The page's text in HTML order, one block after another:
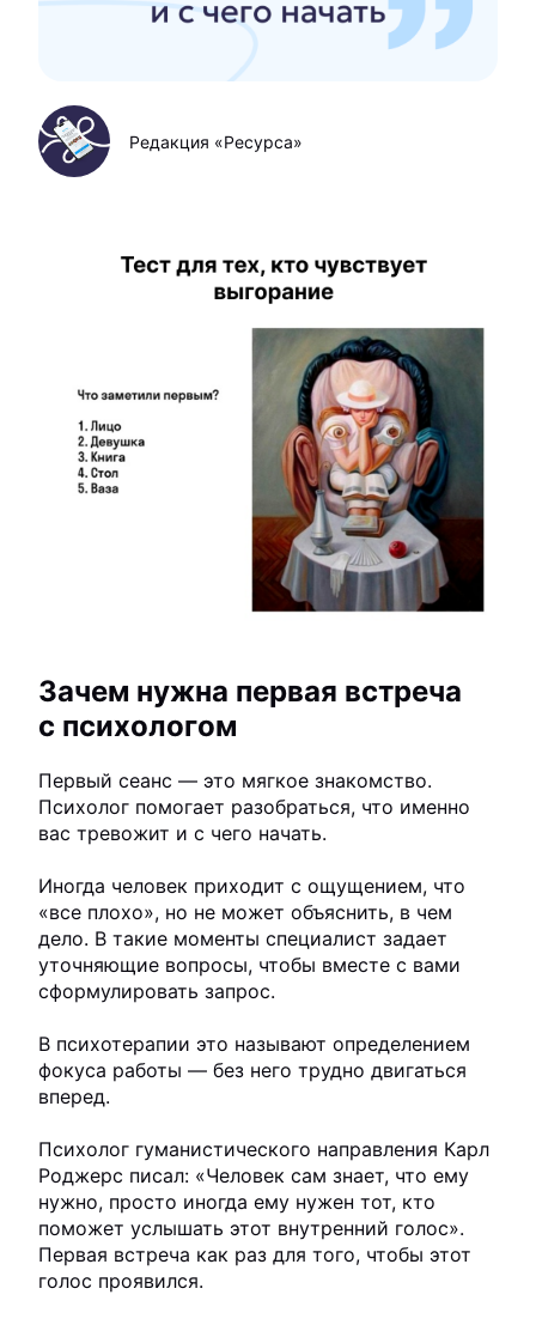
Редакция «Ресурса»
Зачем нужна первая встреча
с психологом
Первый сеанс — это мягкое знакомство.
Психолог помогает разобраться, что именно
вас тревожит и с чего начать.
Иногда человек приходит с ощущением, что
«все плохо», но не может объяснить, в чем
дело. В такие моменты специалист задает
уточняющие вопросы, чтобы вместе с вами
сформулировать запрос.
В психотерапии это называют определением
фокуса работы — без него трудно двигаться
вперед.
Психолог гуманистического направления Карл
Роджерс писал: «Человек сам знает, что ему
нужно, просто иногда ему нужен тот, кто
поможет услышать этот внутренний голос».
Первая встреча как раз для того, чтобы этот
голос проявился.